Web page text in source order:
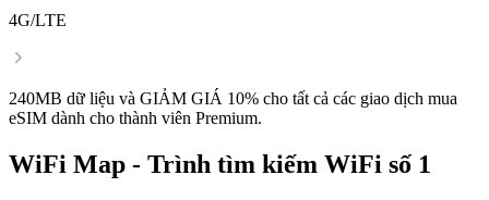
4G/LTE
240MB dữ liệu và GIẢM GIÁ 10% cho tất cả các giao dịch mua
eSIM dành cho thành viên Premium.
WiFi Map - Trình tìm kiếm WiFi số 1